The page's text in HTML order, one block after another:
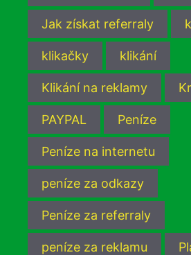
Jak získat referraly
klikačky klikání
Klikání na reklamy
PAYPAL Peníze
Peníze na internetu
peníze za odkazy
Peníze za referraly
peníze za reklamu